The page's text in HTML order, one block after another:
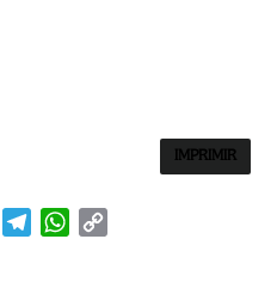
IMPRIMIR
PinterestTelegramWhatsApp